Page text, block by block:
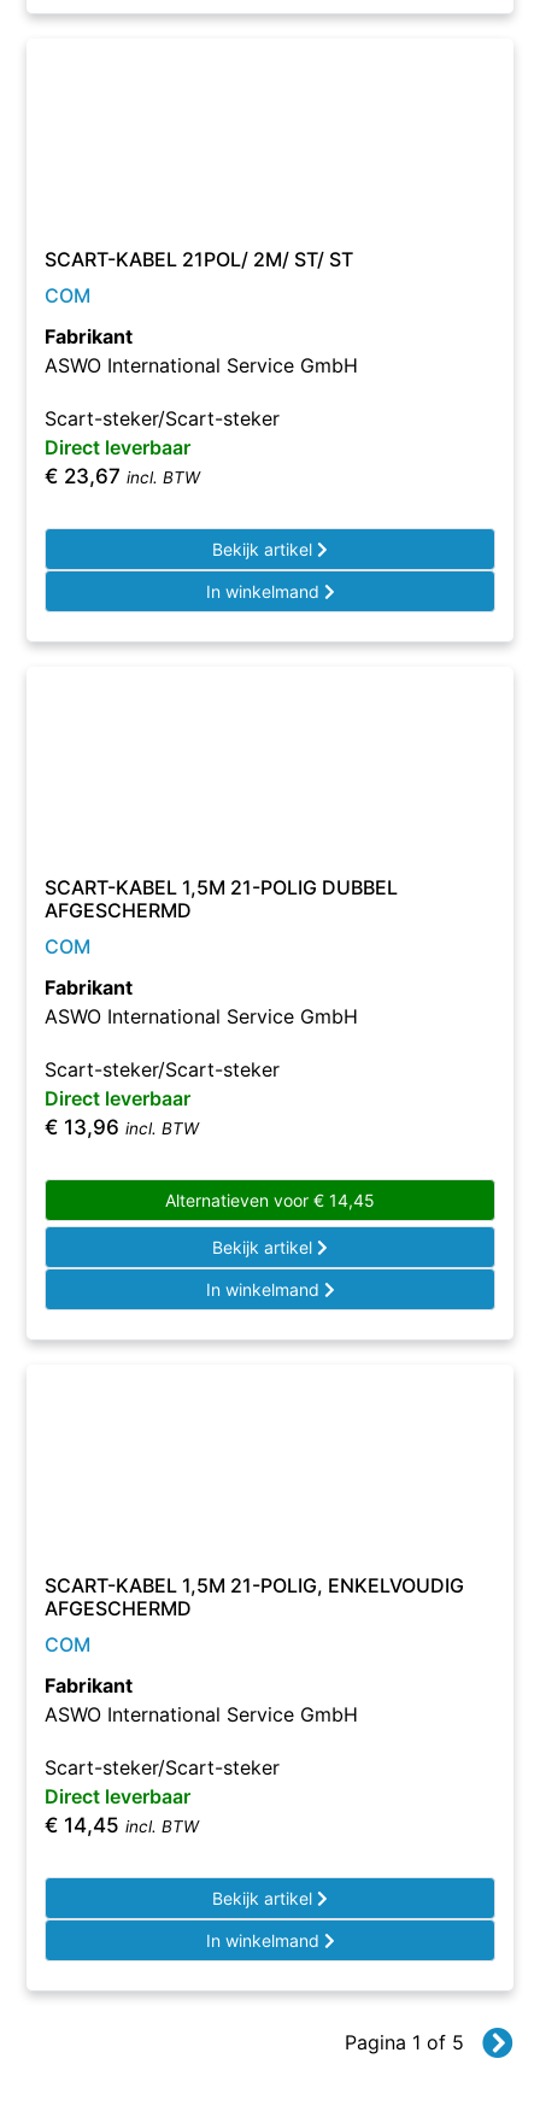
SCART-KABEL 21POL/ 2M/ ST/ ST
COM
Fabrikant
ASWO International Service GmbH
Scart-steker/Scart-steker
Direct leverbaar
€ 23,67 incl. BTW
Bekijk artikel
In winkelmand
SCART-KABEL 1,5M 21-POLIG DUBBEL
AFGESCHERMD
COM
Fabrikant
ASWO International Service GmbH
Scart-steker/Scart-steker
Direct leverbaar
€ 13,96 incl. BTW
Alternatieven voor € 14,45
Bekijk artikel
In winkelmand
SCART-KABEL 1,5M 21-POLIG, ENKELVOUDIG
AFGESCHERMD
COM
Fabrikant
ASWO International Service GmbH
Scart-steker/Scart-steker
Direct leverbaar
€ 14,45 incl. BTW
Bekijk artikel
In winkelmand
Pagina 1 of 5